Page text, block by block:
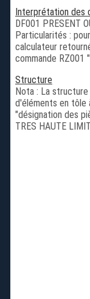
Interprétation des
DF001 PRESENT
Particularités :
calculateur
commande RZ001
Structure
Nota : La
d'éléments en tôle
"désignation des
TRES HAUTE